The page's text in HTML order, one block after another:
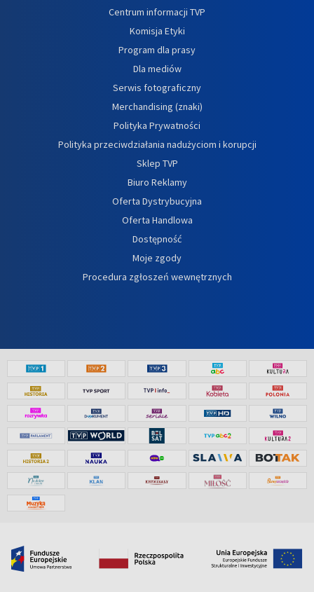
Centrum informacji TVP
Komisja Etyki
Program dla prasy
Dla mediów
Serwis fotograficzny
Merchandising (znaki)
Polityka Prywatności
Polityka przeciwdziałania nadużyciom i korupcji
Sklep TVP
Biuro Reklamy
Oferta Dystrybucyjna
Oferta Handlowa
Dostępność
Moje zgody
Procedura zgłoszeń wewnętrznych